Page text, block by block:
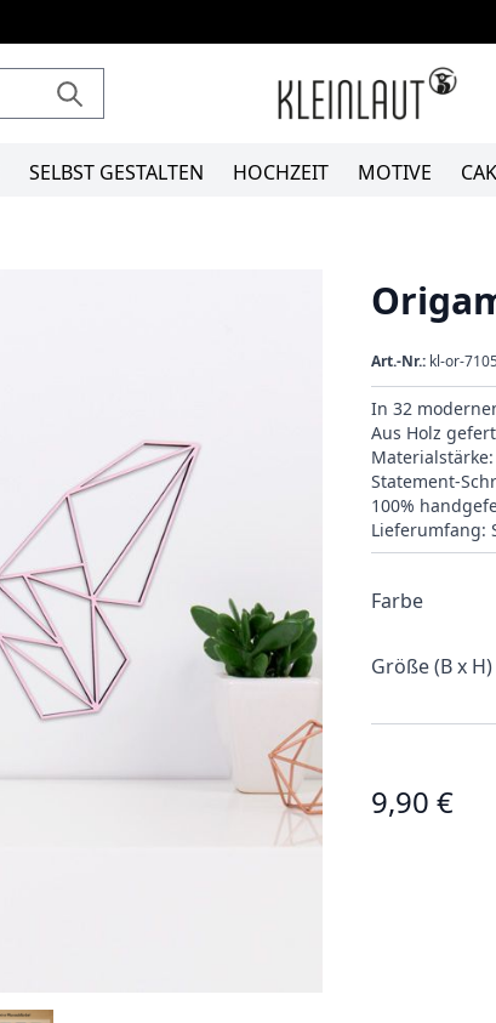
SELBST GESTALTEN HOCHZEIT MOTIVE
Art.-Nr.: kl-or-
In 32
Aus Holz
Statement-
100%
Lieferumfang:
Farbe
Größe (B x H)
9,90 €